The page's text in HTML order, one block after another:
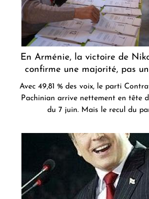
En Arménie, la victoire de
confirme une majorité, pas un
Avec 49,81 % des voix, le parti
Pachinian arrive nettement en tête
du 7 juin. Mais le recul du